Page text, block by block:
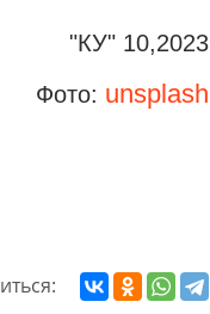
"КУ" 10,2023
Фото: unsplash